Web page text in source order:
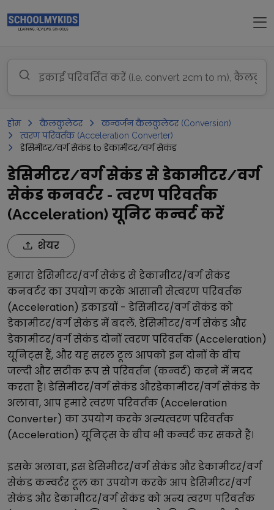
होम कैलकुलेटर
कन्वर्जन कैलकुलेटर (Conversion)
त्वरण परिवर्तक (Acceleration Converter)
डेसिमीटर/वर्ग सेकंड to डेकामीटर/वर्ग सेकंड
डेसिमीटर/वर्ग सेकंड से डेकामीटर/वर्ग
सेकंड कनवर्टर - त्वरण परिवर्तक
(Acceleration) यूनिट कन्वर्ट करें
शेयर
हमाराडेसिमीटर/वर्ग सेकंडसेडेकामीटर/वर्ग सेकंड
कनवर्टर का उपयोग करके आसानी सेत्वरण परिवर्तक
(Acceleration) इकाइयों - डेसिमीटर/वर्ग सेकंडको
डेकामीटर/वर्ग सेकंडमें बदलें. डेसिमीटर/वर्ग सेकंड और
डेकामीटर/वर्ग सेकंडदोनोंत्वरण परिवर्तक (Acceleration)
यूनिट्स हैं, और यह सरल टूल आपको इन दोनों के बीच
जल्दी और सटीक रूप से परिवर्तन (कन्वर्ट) करने में मदद
करता है। डेसिमीटर/वर्ग सेकंड औरडेकामीटर/वर्ग सेकंडके
अलावा, आप हमारेत्वरण परिवर्तक (Acceleration
Converter) का उपयोग करके अन्यत्वरण परिवर्तक
(Acceleration) यूनिट्स के बीच भी कन्वर्ट कर सकते हैं।
इसके अलावा, इसडेसिमीटर/वर्ग सेकंड औरडेकामीटर/वर्ग
सेकंडकन्वर्टर टूल का उपयोग करके आपडेसिमीटर/वर्ग
सेकंड औरडेकामीटर/वर्ग सेकंडको अन्यत्वरण परिवर्तक